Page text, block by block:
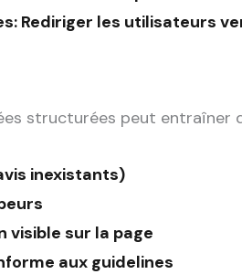
: Rediriger les utilisateurs
structurées peut entraîner
inexistants)
visible sur la page
aux guidelines